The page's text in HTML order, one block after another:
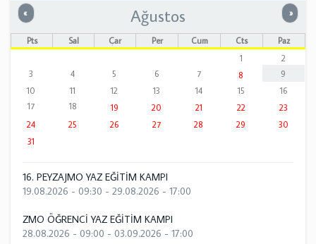
« Önceki »
Ağustos
Pts Sal Çar Per Cum Cts
Paz
1
2
3
4 5 6 7 8
9
10
11 12 13 14 15
16
17
18 19 20 21 22
23
24
25 26 27 28 29
30
31
16. PEYZAJMO YAZ EĞİTİM KAMPI
19.08.2026 - 09:30 - 29.08.2026 - 17:00
ZMO ÖĞRENCİ YAZ EĞİTİM KAMPI
28.08.2026 - 09:00 - 03.09.2026 - 17:00